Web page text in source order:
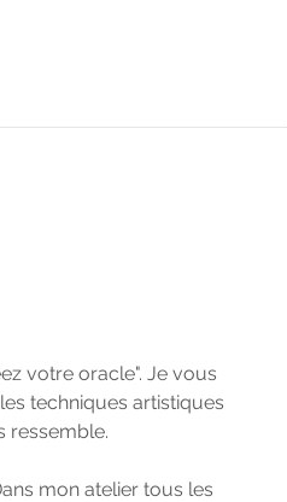
votre oracle". Je vous
techniques artistiques
ressemble.
mon atelier tous les